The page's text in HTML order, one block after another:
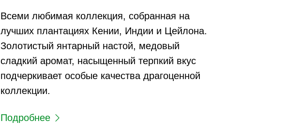
Всеми любимая коллекция, собранная на
лучших плантациях Кении, Индии и Цейлона.
Золотистый янтарный настой, медовый
сладкий аромат, насыщенный терпкий вкус
подчеркивает особые качества драгоценной
коллекции.
Подробнее